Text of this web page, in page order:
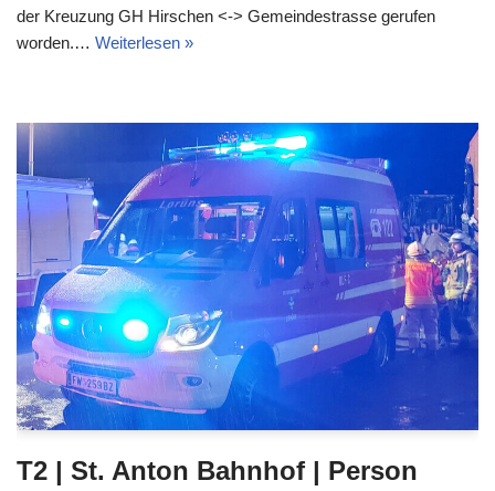
der Kreuzung GH Hirschen <-> Gemeindestrasse gerufen
worden.… Weiterlesen »
T2 | St. Anton Bahnhof | Person